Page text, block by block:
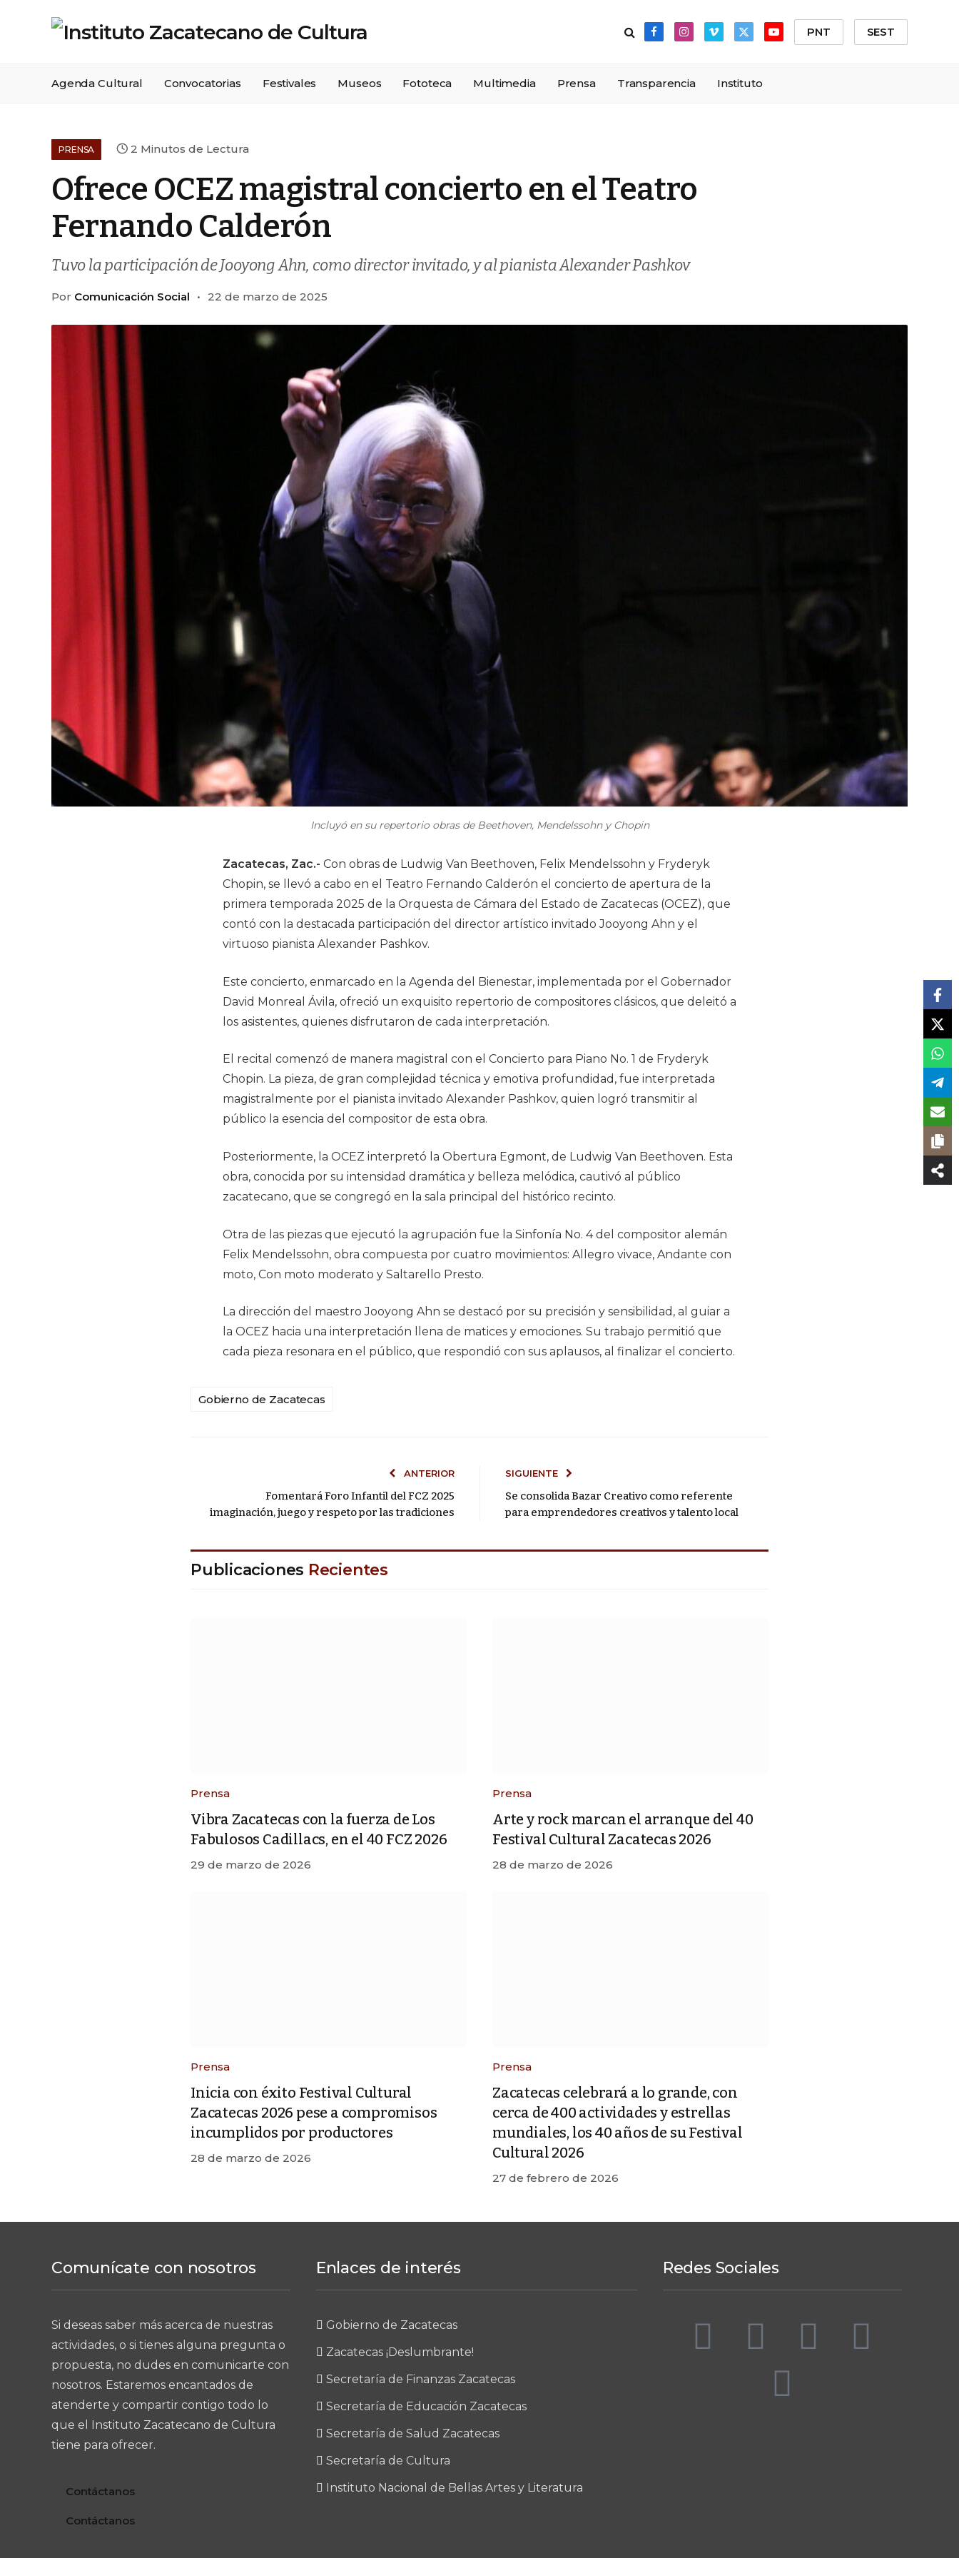
FacebookInstagram
VimeoX
YouTubePNT SEST
Agenda Cultural Convocatorias Festivales Museos Fototeca Multimedia Prensa Transparencia Instituto
PRENSA 2 Minutos de Lectura
Ofrece OCEZ magistral concierto en el Teatro
Fernando Calderón
Tuvo la participación de Jooyong Ahn, como director invitado, y al pianista Alexander Pashkov
Por Comunicación Social 22 de marzo de 2025
Incluyó en su repertorio obras de Beethoven, Mendelssohn y Chopin
Zacatecas, Zac.- Con obras de Ludwig Van Beethoven, Felix Mendelssohn y Fryderyk
Chopin, se llevó a cabo en el Teatro Fernando Calderón el concierto de apertura de la
primera temporada 2025 de la Orquesta de Cámara del Estado de Zacatecas (OCEZ), que
contó con la destacada participación del director artístico invitado Jooyong Ahn y el
virtuoso pianista Alexander Pashkov.
Este concierto, enmarcado en la Agenda del Bienestar, implementada por el Gobernador
David Monreal Ávila, ofreció un exquisito repertorio de compositores clásicos, que deleitó a
los asistentes, quienes disfrutaron de cada interpretación.
El recital comenzó de manera magistral con el Concierto para Piano No. 1 de Fryderyk
Chopin. La pieza, de gran complejidad técnica y emotiva profundidad, fue interpretada
magistralmente por el pianista invitado Alexander Pashkov, quien logró transmitir al
público la esencia del compositor de esta obra.
Posteriormente, la OCEZ interpretó la Obertura Egmont, de Ludwig Van Beethoven. Esta
obra, conocida por su intensidad dramática y belleza melódica, cautivó al público
zacatecano, que se congregó en la sala principal del histórico recinto.
Otra de las piezas que ejecutó la agrupación fue la Sinfonía No. 4 del compositor alemán
Felix Mendelssohn, obra compuesta por cuatro movimientos: Allegro vivace, Andante con
moto, Con moto moderato y Saltarello Presto.
La dirección del maestro Jooyong Ahn se destacó por su precisión y sensibilidad, al guiar a
la OCEZ hacia una interpretación llena de matices y emociones. Su trabajo permitió que
cada pieza resonara en el público, que respondió con sus aplausos, al finalizar el concierto.
Gobierno de Zacatecas
ANTERIOR
Fomentará Foro Infantil del FCZ 2025
imaginación, juego y respeto por las tradiciones
SIGUIENTE
Se consolida Bazar Creativo como referente
para emprendedores creativos y talento local
Publicaciones Recientes
Prensa
Vibra Zacatecas con la fuerza de Los
Fabulosos Cadillacs, en el 40 FCZ 2026
29 de marzo de 2026
Prensa
Arte y rock marcan el arranque del 40
Festival Cultural Zacatecas 2026
28 de marzo de 2026
Prensa
Inicia con éxito Festival Cultural
Zacatecas 2026 pese a compromisos
incumplidos por productores
28 de marzo de 2026
Prensa
Zacatecas celebrará a lo grande, con
cerca de 400 actividades y estrellas
mundiales, los 40 años de su Festival
Cultural 2026
27 de febrero de 2026
Comunícate con nosotros
Si deseas saber más acerca de nuestras
actividades, o si tienes alguna pregunta o
propuesta, no dudes en comunicarte con
nosotros. Estaremos encantados de
atenderte y compartir contigo todo lo
que el Instituto Zacatecano de Cultura
tiene para ofrecer.
Contáctanos
Contáctanos
Enlaces de interés
Gobierno de Zacatecas
Zacatecas ¡Deslumbrante!
Secretaría de Finanzas Zacatecas
Secretaría de Educación Zacatecas
Secretaría de Salud Zacatecas
Secretaría de Cultura
Instituto Nacional de Bellas Artes y Literatura
Redes Sociales